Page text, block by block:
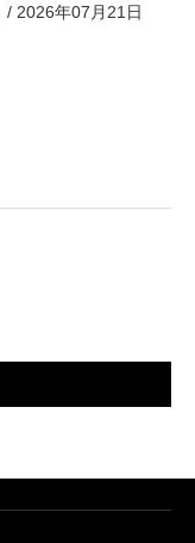
/ 2026年07月21日